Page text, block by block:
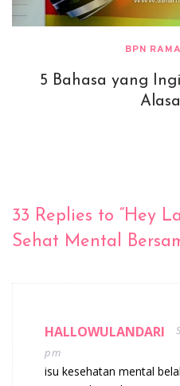
BPN
5 Bahasa yang
33 Replies to “Hey
Sehat Mental
HALLOWULANDARI
pm
isu kesehatan mental